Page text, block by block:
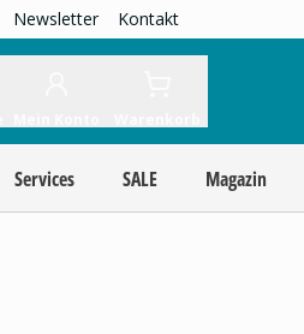
Newsletter Kontakt
Services SALE Magazin